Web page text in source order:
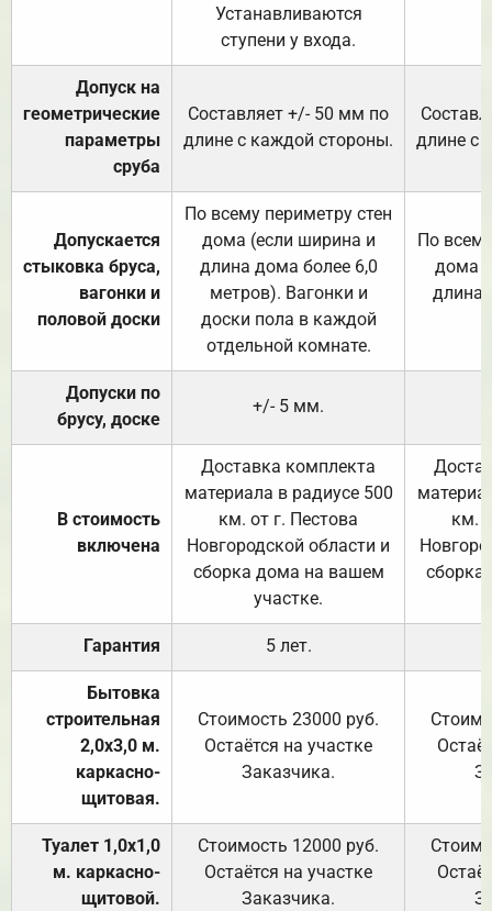
Устанавливаются
ступени у входа.
Допуск на
геометрические
параметры
сруба
Составляет +/- 50 мм по
длине с каждой стороны.
длине с
Допускается
стыковка бруса,
вагонки и
половой доски
По всему периметру стен
дома (если ширина и
длина дома более 6,0
метров). Вагонки и
доски пола в каждой
отдельной комнате.
По
дома
длина
Допуски по
брусу, доске
+/- 5 мм.
В стоимость
включена
Доставка комплекта
материала в радиусе 500
км. от г. Пестова
Новгородской области и
сборка дома на вашем
участке.
км.
Гарантия 5 лет.
Бытовка
строительная
2,0х3,0 м.
каркасно-
щитовая.
Стоимость 23000 руб.
Остаётся на участке
Заказчика.
Туалет 1,0х1,0
м. каркасно-
щитовой.
Стоимость 12000 руб.
Остаётся на участке
Заказчика.